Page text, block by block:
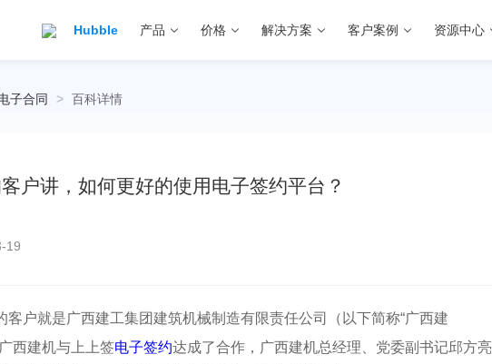
Hubble 产品 价格 解决方案 客户案例 资源中心
子合同 > 百科详情
户讲，如何更好的使用电子签约平台？
19
客户就是广西建工集团建筑机械制造有限责任公司（以下简称“广西建
西建机与上上签电子签约达成了合作，广西建机总经理、党委副书记邱方亮